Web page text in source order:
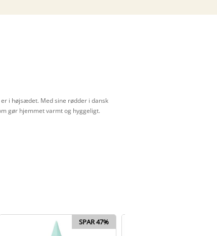
i højsædet. Med sine rødder i dansk
gør hjemmet varmt og hyggeligt.
SPAR 47%